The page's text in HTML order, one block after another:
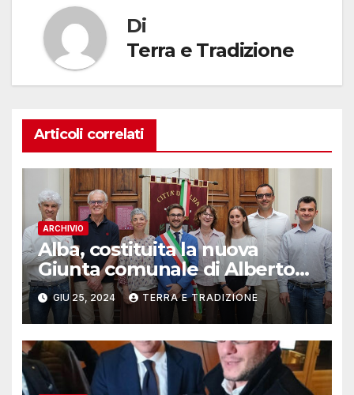
Di
Terra e Tradizione
Articoli correlati
ARCHIVIO
Alba, costituita la nuova
Giunta comunale di Alberto
Gatto
GIU 25, 2024 TERRA E TRADIZIONE